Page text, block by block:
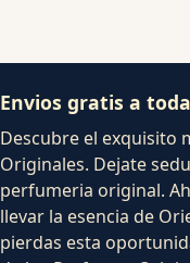
Envios gratis a
Descubre el exquisito
Originales. Dejate
perfumeria original.
llevar la esencia de
pierdas esta